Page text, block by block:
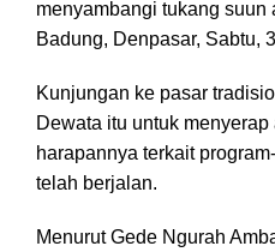
menyambangi tukang suun
Badung, Denpasar, Sabtu,
Kunjungan ke pasar
Dewata itu untuk
harapannya terkait
telah berjalan.
Menurut Gede Ngurah